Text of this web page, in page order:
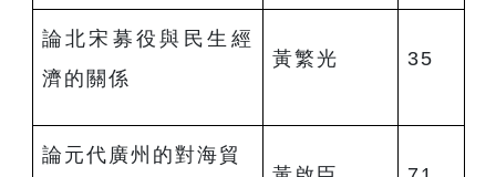
論北宋募役與民生經
濟的關係
黃繁光 35
論元代廣州的對海貿